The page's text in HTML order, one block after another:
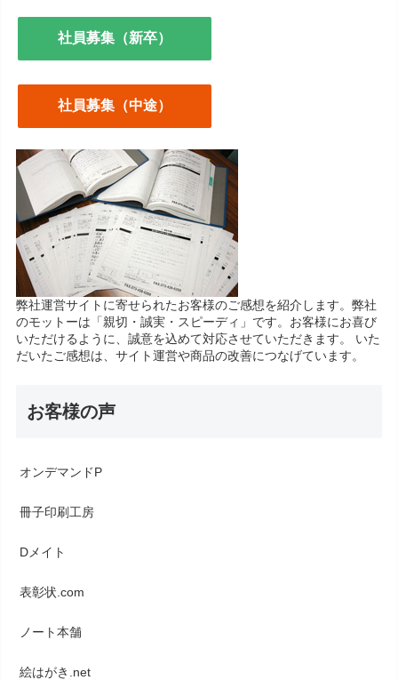
社員募集（新卒）
社員募集（中途）
弊社運営サイトに寄せられたお客様のご感想を紹介します。弊社
のモットーは「親切・誠実・スピーディ」です。お客様にお喜び
いただけるように、誠意を込めて対応させていただきます。 いた
だいたご感想は、サイト運営や商品の改善につなげています。
お客様の声
オンデマンドP
冊子印刷工房
Dメイト
表彰状.com
ノート本舗
絵はがき.net